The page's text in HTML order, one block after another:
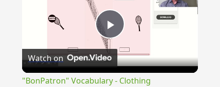
Play
Video
Watch on
"BonPatron" Vocabulary - Clothing